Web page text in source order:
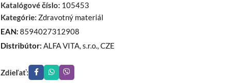
Katalógové číslo: 105453
Kategórie: Zdravotný materiál
EAN: 8594027312908
Distribútor: ALFA VITA, s.r.o., CZE
Zdieľať: